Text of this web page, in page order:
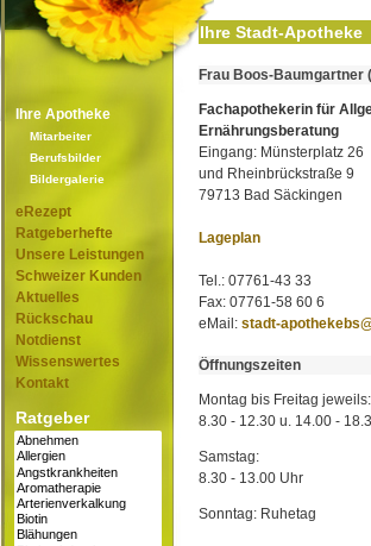
Ihre Apotheke
Mitarbeiter
Berufsbilder
Bildergalerie
eRezept
Ratgeberhefte
Unsere Leistungen
Schweizer Kunden
Aktuelles
Rückschau
Notdienst
Wissenswertes
Kontakt
Ratgeber
Ihre Stadt-Apotheke
Frau Boos-Baumgartner
Fachapothekerin für
Ernährungsberatung
Eingang: Münsterplatz 26
und Rheinbrückstraße 9
79713 Bad Säckingen
Lageplan
Tel.: 07761-43 33
Fax: 07761-58 60 6
eMail: stadt-
Öffnungszeiten
Montag bis Freitag jeweils:
8.30 - 12.30 u. 14.00 -
Samstag:
8.30 - 13.00 Uhr
Sonntag: Ruhetag